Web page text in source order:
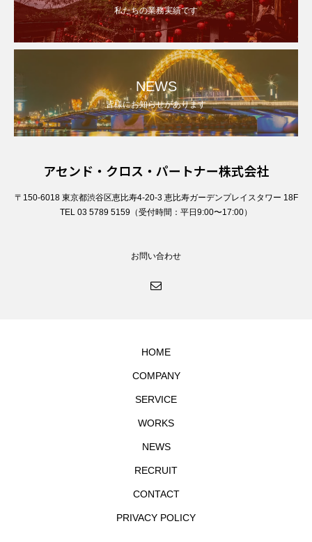
私たちの業務実績です
NEWS
皆様にお知らせがあります
アセンド・クロス・パートナー株式会社
〒150-6018 東京都渋谷区恵比寿4-20-3 恵比寿ガーデンプレイスタワー 18F
TEL 03 5789 5159（受付時間：平日9:00〜17:00）
お問い合わせ
HOME
COMPANY
SERVICE
WORKS
NEWS
RECRUIT
CONTACT
PRIVACY POLICY